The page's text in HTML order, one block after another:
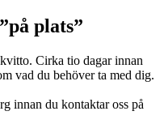
plats”
Cirka tio dagar innan
vad du behöver ta med dig.
innan du kontaktar oss på